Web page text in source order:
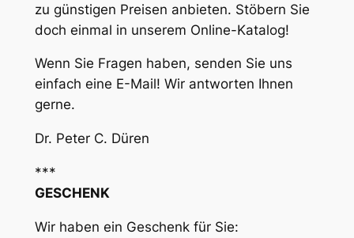
zu günstigen Preisen anbieten. Stöbern Sie
doch einmal in unserem Online-Katalog!
Wenn Sie Fragen haben, senden Sie uns
einfach eine E-Mail! Wir antworten Ihnen
gerne.
Dr. Peter C. Düren
***
GESCHENK
Wir haben ein Geschenk für Sie: